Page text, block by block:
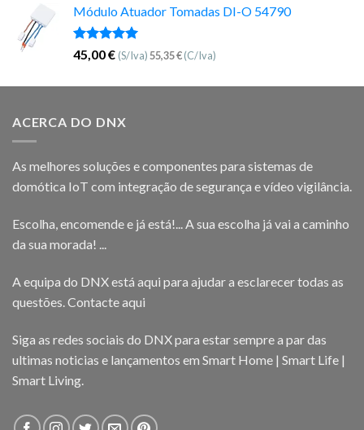
Módulo Atuador Tomadas DI-O 54790
Avaliação
5.00
de 5
45,00€ (S/Iva)55,35€(C/Iva)
ACERCA DO DNX
As melhores soluções e componentes para sistemas de
domótica IoT com integração de segurança e vídeo vigilância.
Escolha, encomende e já está!... A sua escolha já vai a caminho
da sua morada! ...
A equipa do DNX está aqui para ajudar a esclarecer todas as
questões.Contacte aqui
Siga as redes sociais do DNX para estar sempre a par das
ultimas noticias e lançamentos em Smart Home | Smart Life |
Smart Living.